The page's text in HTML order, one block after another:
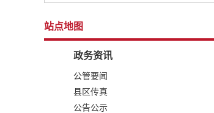
站点地图
政务资讯
公管要闻
县区传真
公告公示